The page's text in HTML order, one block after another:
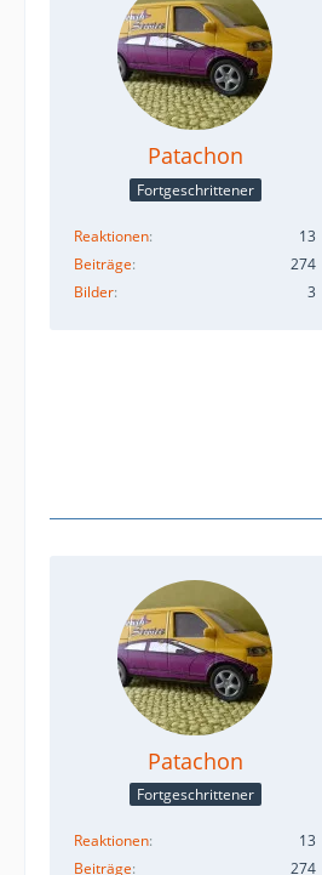
Patachon
Fortgeschrittener
Reaktionen
13
Beiträge
274
Bilder
3
Patachon
Fortgeschrittener
Reaktionen
13
Beiträge
274